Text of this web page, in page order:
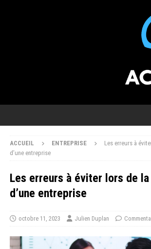
ACCUEIL ENTREPRISE
Les erreurs à
d’une entreprise
Les erreurs à éviter lors de
d’une entreprise
octobre 11, 2023 Julien Duplan